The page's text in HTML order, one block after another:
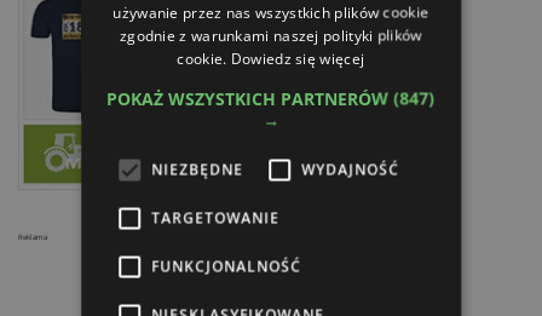
Reklama
używanie przez nas wszystkich plików cookie
zgodnie z warunkami naszej polityki plików
cookie. Dowiedz się więcej
POKAŻ WSZYSTKICH PARTNERÓW(847)
→
NIEZBĘDNE WYDAJNOŚĆ
TARGETOWANIE
FUNKCJONALNOŚĆ